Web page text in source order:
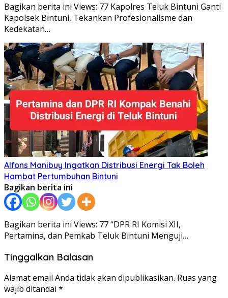
Bagikan berita ini Views: 77 Kapolres Teluk Bintuni Ganti
Kapolsek Bintuni, Tekankan Profesionalisme dan
Kedekatan…
Alfons Manibuy Ingatkan Distribusi Energi Tak Boleh
Hambat Pertumbuhan Bintuni
Bagikan berita ini
Bagikan berita ini Views: 77 “DPR RI Komisi XII,
Pertamina, dan Pemkab Teluk Bintuni Menguji…
Tinggalkan Balasan
Alamat email Anda tidak akan dipublikasikan. Ruas yang
wajib ditandai *